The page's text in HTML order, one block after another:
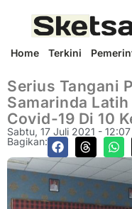
Home Terkini
Serius Tangani
Samarinda
Covid-19 Di 10
Sabtu, 17 Juli 2021 -
Bagikan: